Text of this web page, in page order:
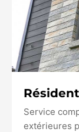
Service
extérieures